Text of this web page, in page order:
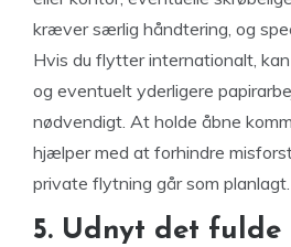
kræver særlig håndtering, og
Hvis du flytter internationalt,
og eventuelt yderligere
nødvendigt. At holde åbne
hjælper med at forhindre
private flytning går som planlagt.
5. Udnyt det